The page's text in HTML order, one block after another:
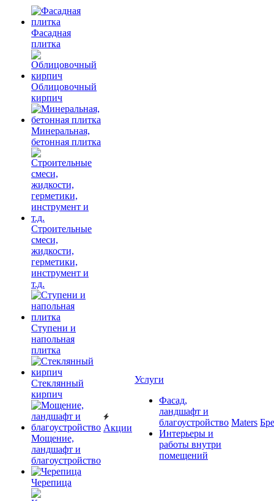
Фасадная
плитка
Облицовочный
кирпич
Минеральная,
бетонная плитка
Строительные
смеси,
жидкости,
герметики,
инструмент и
т.д.
Ступени и
напольная
плитка
Cтеклянный
кирпич
Мощение,
ландшафт и
благоустройство
Черепица
Акции
Услуги
Фасад,
ландшафт и
благоустройство
Интерьеры и
работы внутри
помещений
Maters